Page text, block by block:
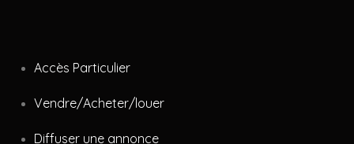
Accès Particulier
Vendre/Acheter/louer
Diffuser une annonce